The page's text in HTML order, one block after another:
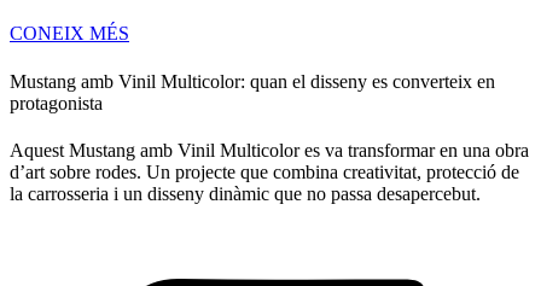
CONEIX MÉS
Mustang amb Vinil Multicolor: quan el disseny es converteix en
protagonista
Aquest Mustang amb Vinil Multicolor es va transformar en una obra
d’art sobre rodes. Un projecte que combina creativitat, protecció de
la carrosseria i un disseny dinàmic que no passa desapercebut.